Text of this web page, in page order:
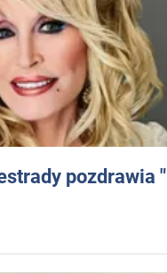
pozdrawia